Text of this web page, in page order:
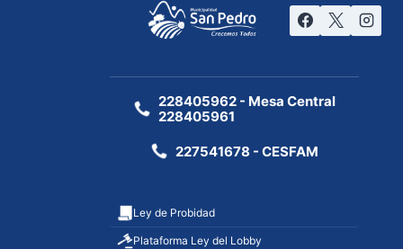
228405962 - Mesa Central
228405961
227541678 - CESFAM
Ley de Probidad
Plataforma Ley del Lobby